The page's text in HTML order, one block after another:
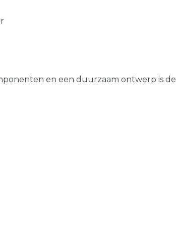
en een duurzaam ontwerp is de